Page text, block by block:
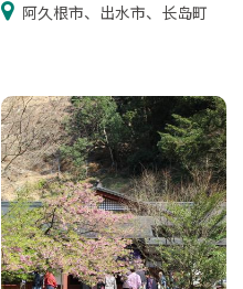
阿久根市、出水市、长岛町